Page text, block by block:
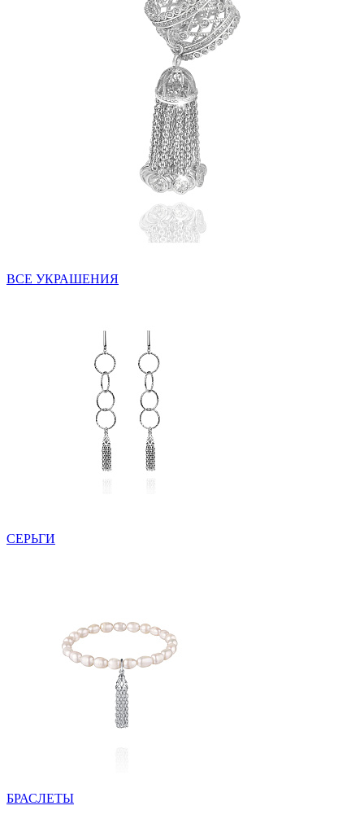
ВСЕ УКРАШЕНИЯ
СЕРЬГИ
БРАСЛЕТЫ